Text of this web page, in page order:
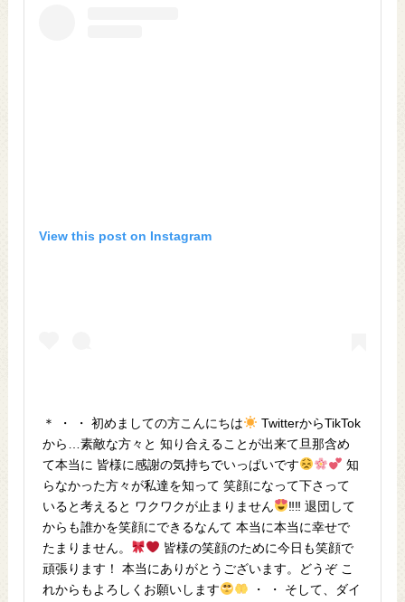
View this post on Instagram
＊ ・ ・ 初めましての方こんにちは
TwitterからTikTok
から…素敵な方々と 知り合えることが出来て旦那含め
て本当に 皆様に感謝の気持ちでいっぱいです
知
らなかった方々が私達を知って 笑顔になって下さって
いると考えると ワクワクが止まりません
‼︎‼︎ 退団して
からも誰かを笑顔にできるなんて 本当に本当に幸せで
たまりません。
皆様の笑顔のために今日も笑顔で
頑張ります！ 本当にありがとうございます。どうぞ こ
れからもよろしくお願いします
・ ・ そして、ダイ